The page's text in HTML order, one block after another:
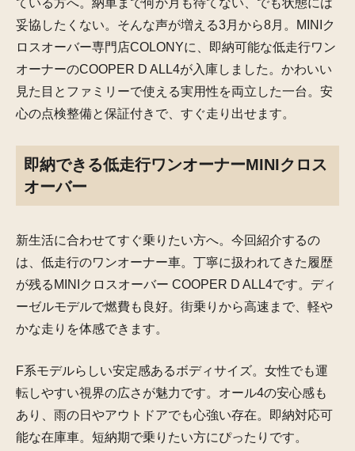
ている方へ。納車まで何か月も待てない、でも状態には
妥協したくない。そんな声が増える3月から8月。MINIク
ロスオーバー専門店COLONYに、即納可能な低走行ワン
オーナーのCOOPER D ALL4が入庫しました。かわいい
見た目とファミリーで使える実用性を両立した一台。安
心の点検整備と保証付きで、すぐ走り出せます。
即納できる低走行ワンオーナーMINIクロス
オーバー
新生活に合わせてすぐ乗りたい方へ。今回紹介するの
は、低走行のワンオーナー車。丁寧に扱われてきた履歴
が残るMINIクロスオーバー COOPER D ALL4です。ディ
ーゼルモデルで燃費も良好。街乗りから高速まで、軽や
かな走りを体感できます。
F系モデルらしい安定感あるボディサイズ。女性でも運
転しやすい視界の広さが魅力です。オール4の安心感も
あり、雨の日やアウトドアでも心強い存在。即納対応可
能な在庫車。短納期で乗りたい方にぴったりです。